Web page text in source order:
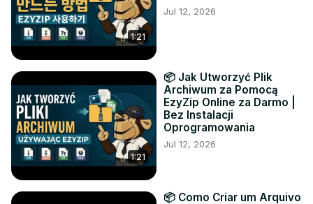
1:21
Jul 12, 2026
1:21
📦 Jak Utworzyć Plik
Archiwum za Pomocą
EzyZip Online za Darmo |
Bez Instalacji
Oprogramowania
Jul 12, 2026
📦 Como Criar um Arquivo